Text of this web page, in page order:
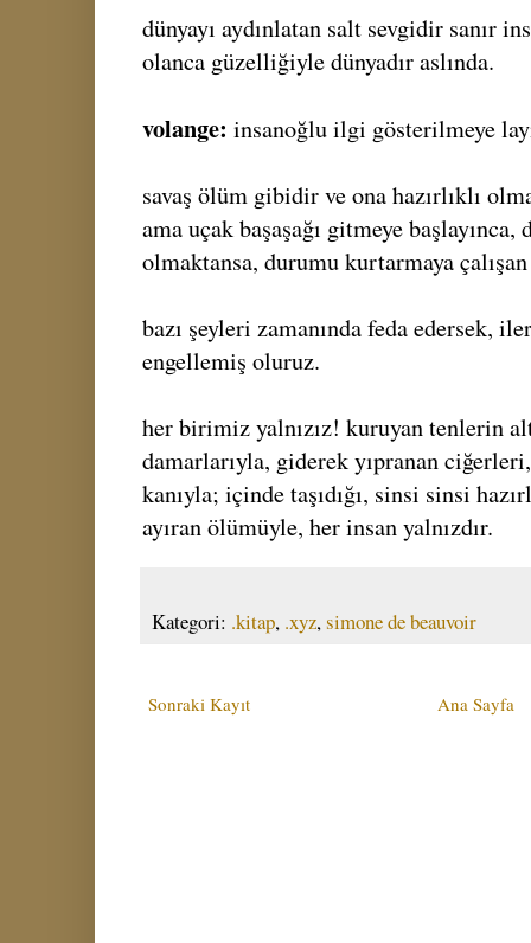
dünyayı aydınlatan salt sevgidir sanır
olanca güzelliğiyle dünyadır aslında.
volange: insanoğlu ilgi gösterilmeye
savaş ölüm gibidir ve ona hazırlıklı
ama uçak başaşağı gitmeye
olmaktansa, durumu kurtarmaya
bazı şeyleri zamanında feda edersek,
engellemiş oluruz.
her birimiz yalnızız! kuruyan tenlerin
damarlarıyla, giderek yıpranan
kanıyla; içinde taşıdığı, sinsi sinsi
ayıran ölümüyle, her insan yalnızdır.
Kategori: .kitap, .xyz,simone de beauvoir
Sonraki Kayıt Ana Sayfa